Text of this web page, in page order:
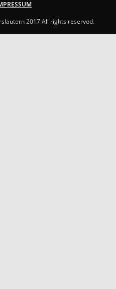
2017 All rights reserved.